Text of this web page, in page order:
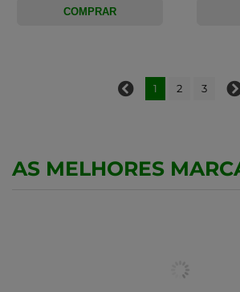
COMPRAR
1 2 3
AS MELHORES